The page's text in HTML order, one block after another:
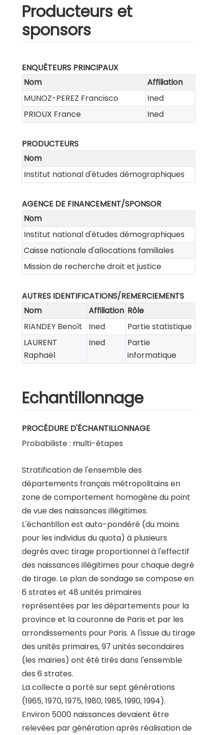
Producteurs et
sponsors
ENQUÊTEURS PRINCIPAUX
Nom
Affiliation
MUNOZ-PEREZ Francisco
Ined
PRIOUX France
Ined
PRODUCTEURS
Nom
Institut national d'études démographiques
AGENCE DE FINANCEMENT/SPONSOR
Nom
Institut national d'études démographiques
Caisse nationale d'allocations familiales
Mission de recherche droit et justice
AUTRES IDENTIFICATIONS/REMERCIEMENTS
Nom
Affiliation Rôle
RIANDEY Benoît
Ined
Partie statistique
LAURENT
Raphaël
Ined
Partie
informatique
Echantillonnage
PROCÉDURE D'ÉCHANTILLONNAGE
Probabiliste : multi-étapes
Stratification de l'ensemble des
départements français métropolitains en
zone de comportement homogène du point
de vue des naissances illégitimes.
L'échantillon est auto-pondéré (du moins
pour les individus du quota) à plusieurs
degrés avec tirage proportionnel à l'effectif
des naissances illégitimes pour chaque degré
de tirage. Le plan de sondage se compose en
6 strates et 48 unités primaires
représentées par les départements pour la
province et la couronne de Paris et par les
arrondissements pour Paris. A l'issue du tirage
des unités primaires, 97 unités secondaires
(les mairies) ont été tirés dans l'ensemble
des 6 strates.
La collecte a porté sur sept générations
(1965, 1970, 1975, 1980, 1985, 1990, 1994).
Environ 5000 naissances devaient être
relevées par génération après réalisation de